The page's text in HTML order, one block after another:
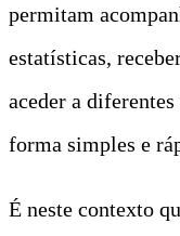
permitam
estatísticas,
aceder a
forma simples e
É neste contexto